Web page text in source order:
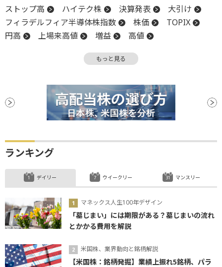
ストップ高 ハイテク株 決算発表
大引け
フィラデルフィア半導体株指数
株価
TOPIX
円高
上場来高値 増益
高値
年初来高値
前引け 続落
年初来安値
安値
もっと見る
ランキング
デイリー
マネックス人生100年デザイン
「墓じまい」には期限がある？墓じまいの流れ
とかかる費用を解説
米国株、業界動向と銘柄解説
【米国株：銘柄発掘】業績上振れ5銘柄、パラ
ウイークリー マンスリー